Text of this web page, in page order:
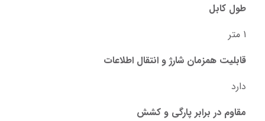
طول کابل
1 متر
قابلیت همزمان شارژ و انتقال اطلاعات
دارد
مقاوم در برابر پارگی و کشش